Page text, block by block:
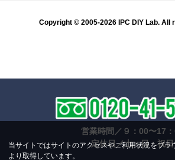
当サイトではサイトのアクセスやご利用状況をブラ
より取得しています。
Copyright © 2005-2026 IPC DIY Lab. All
営業時間／９：00〜17
定休日／土・日・祝日